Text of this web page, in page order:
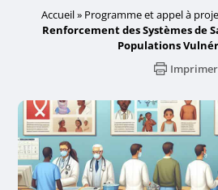
Accueil» Programme et appel à
Renforcement des Systèmes de
Populations
Imprimer